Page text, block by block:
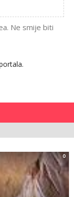
Ne smije biti
0